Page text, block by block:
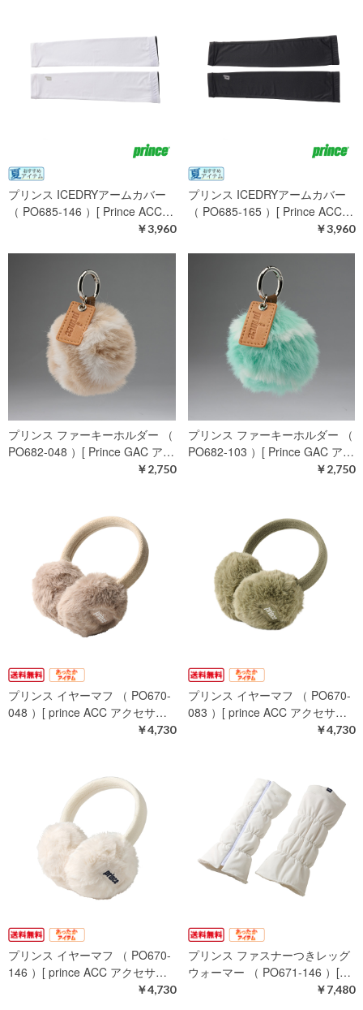
プリンス ICEDRYアームカバー
（ PO685-146 ）[ Prince ACC…
￥3,960
プリンス ICEDRYアームカバー
（ PO685-165 ）[ Prince ACC…
￥3,960
プリンス ファーキーホルダー （
PO682-048 ）[ Prince GAC ア…
￥2,750
プリンス ファーキーホルダー （
PO682-103 ）[ Prince GAC ア…
￥2,750
プリンス イヤーマフ （ PO670-
048 ）[ prince ACC アクセサ…
￥4,730
プリンス イヤーマフ （ PO670-
083 ）[ prince ACC アクセサ…
￥4,730
プリンス イヤーマフ （ PO670-
146 ）[ prince ACC アクセサ…
￥4,730
プリンス ファスナーつきレッグ
ウォーマー （ PO671-146 ）[…
￥7,480